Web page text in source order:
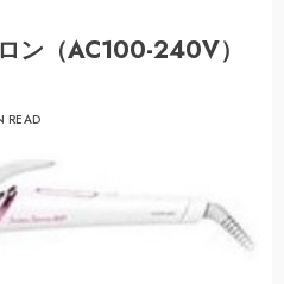
ン（AC100-240V）
READ